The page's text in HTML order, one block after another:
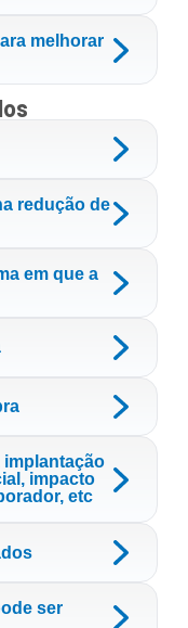
melhorar
redução de
em que a
impacto
etc
ser